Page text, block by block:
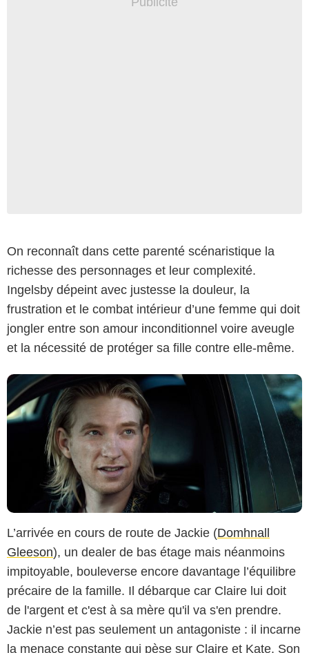
On reconnaît dans cette parenté scénaristique la
richesse des personnages et leur complexité.
Ingelsby dépeint avec justesse la douleur, la
frustration et le combat intérieur d’une femme qui doit
jongler entre son amour inconditionnel voire aveugle
et la nécessité de protéger sa fille contre elle-même.
L’arrivée en cours de route de Jackie (Domhnall
Gleeson), un dealer de bas étage mais néanmoins
impitoyable, bouleverse encore davantage l’équilibre
précaire de la famille. Il débarque car Claire lui doit
de l'argent et c'est à sa mère qu'il va s'en prendre.
Jackie n’est pas seulement un antagoniste : il incarne
la menace constante qui pèse sur Claire et Kate. Son